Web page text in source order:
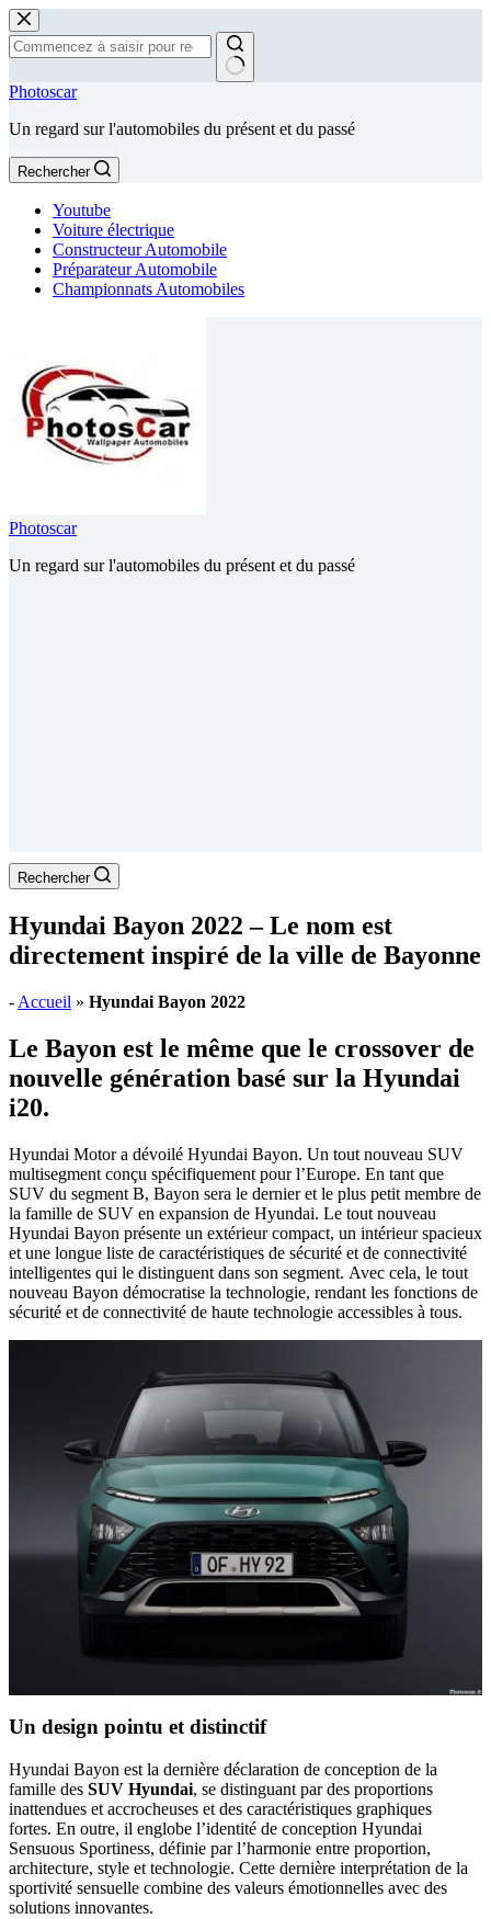
Passer
au
contenu
Aucun
Photoscar
Un regard sur l'automobiles du présent et du passé
Rechercher
Youtube
Voiture électrique
Constructeur Automobile
Préparateur Automobile
Championnats Automobiles
Photoscar
Un regard sur l'automobiles du présent et du passé
Rechercher
Hyundai Bayon 2022 – Le nom est
directement inspiré de la ville de Bayonne
- Accueil » Hyundai Bayon 2022
Le Bayon est le même que le crossover de
nouvelle génération basé sur la Hyundai
i20.
Hyundai Motor a dévoilé Hyundai Bayon. Un tout nouveau SUV
multisegment conçu spécifiquement pour l’Europe. En tant que
SUV du segment B, Bayon sera le dernier et le plus petit membre de
la famille de SUV en expansion de Hyundai. Le tout nouveau
Hyundai Bayon présente un extérieur compact, un intérieur spacieux
et une longue liste de caractéristiques de sécurité et de connectivité
intelligentes qui le distinguent dans son segment. Avec cela, le tout
nouveau Bayon démocratise la technologie, rendant les fonctions de
sécurité et de connectivité de haute technologie accessibles à tous.
Un design pointu et distinctif
Hyundai Bayon est la dernière déclaration de conception de la
famille des SUV Hyundai, se distinguant par des proportions
inattendues et accrocheuses et des caractéristiques graphiques
fortes. En outre, il englobe l’identité de conception Hyundai
Sensuous Sportiness, définie par l’harmonie entre proportion,
architecture, style et technologie. Cette dernière interprétation de la
sportivité sensuelle combine des valeurs émotionnelles avec des
solutions innovantes.